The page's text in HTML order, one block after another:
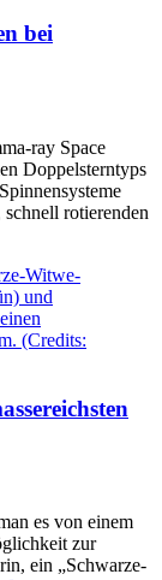
bei
ray Space
Doppelsterntyps
rotierenden
es von einem
zur
ein „Schwarze-